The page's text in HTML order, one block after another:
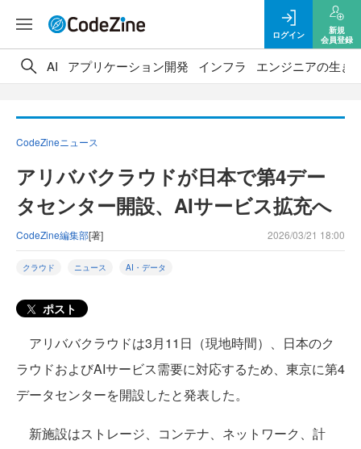
ログイン
新規
会員登録
AI アプリケーション開発 インフラ エンジニアの生き
CodeZineニュース
アリババクラウドが日本で第4デー
タセンター開設、AIサービス拡充へ
CodeZine編集部[著] 2026/03/21 18:00
クラウド ニュース AI・データ
ポスト
アリババクラウドは3月11日（現地時間）、日本のク
ラウドおよびAIサービス需要に対応するため、東京に第4
データセンターを開設したと発表した。
新施設はストレージ、コンテナ、ネットワーク、計